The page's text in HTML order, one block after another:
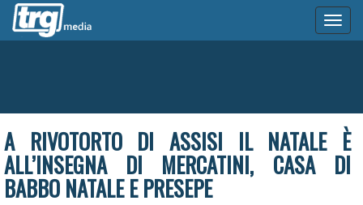
A RIVOTORTO DI ASSISI IL NATALE È
ALL’INSEGNA DI MERCATINI, CASA DI
BABBO NATALE E PRESEPE